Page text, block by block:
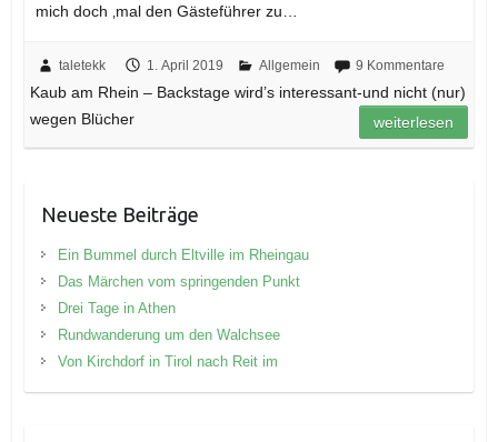
mich doch ‚mal den Gästeführer zu…
taletekk 1. April 2019 Allgemein 9 Kommentare
Kaub am Rhein – Backstage wird’s interessant-und nicht (nur)
wegen Blücher
weiterlesen
Neueste Beiträge
Ein Bummel durch Eltville im Rheingau
Das Märchen vom springenden Punkt
Drei Tage in Athen
Rundwanderung um den Walchsee
Von Kirchdorf in Tirol nach Reit im